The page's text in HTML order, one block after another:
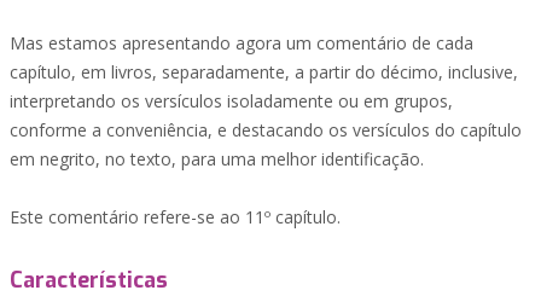
Mas estamos apresentando agora um comentário de cada
capítulo, em livros, separadamente, a partir do décimo, inclusive,
interpretando os versículos isoladamente ou em grupos,
conforme a conveniência, e destacando os versículos do capítulo
em negrito, no texto, para uma melhor identificação.
Este comentário refere-se ao 11º capítulo.
Características